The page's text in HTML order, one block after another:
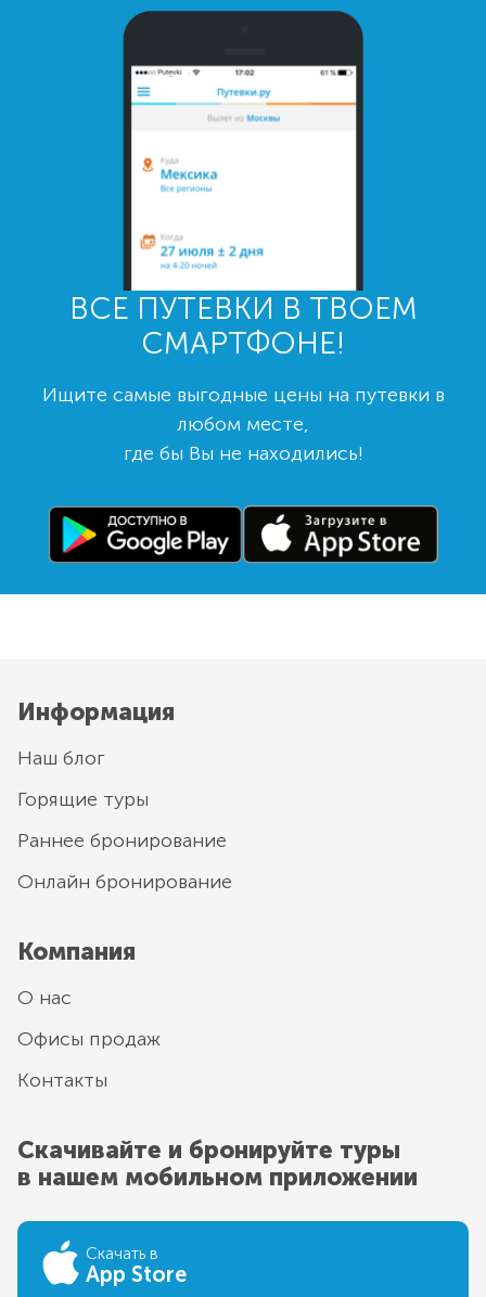
ВСЕ ПУТЕВКИ В ТВОЕМ
СМАРТФОНЕ!
Ищите самые выгодные цены на путевки в
любом месте,
где бы Вы не находились!
Информация
Наш блог
Горящие туры
Раннее бронирование
Онлайн бронирование
Компания
О нас
Офисы продаж
Контакты
Скачивайте и бронируйте туры
в нашем мобильном приложении
Скачать в
App Store